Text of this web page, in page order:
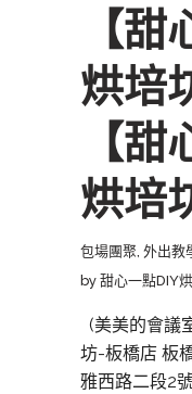
【
烘培
【
烘培
包場團聚, 外出教
by 甜心一點DIY
(美美的會
坊-板橋店 板
雅西路二段2